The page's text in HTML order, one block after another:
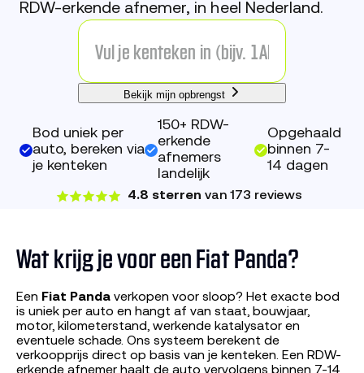
RDW-erkende afnemer, in heel Nederland.
Bekijk mijn opbrengst
Bod uniek per
auto, bereken via
je kenteken
150+ RDW-
erkende
afnemers
landelijk
Opgehaald
binnen 7-
14 dagen
4.8 sterren van 173 reviews
Wat krijg je voor een Fiat Panda?
Een Fiat Panda verkopen voor sloop? Het exacte bod
is uniek per auto en hangt af van staat, bouwjaar,
motor, kilometerstand, werkende katalysator en
eventuele schade. Ons systeem berekent de
verkoopprijs direct op basis van je kenteken. Een RDW-